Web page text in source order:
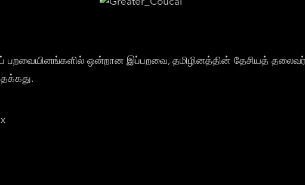
பறவையினங்களில் ஒன்றான இப்பறவை, தமிழினத்தின் தேசியத்